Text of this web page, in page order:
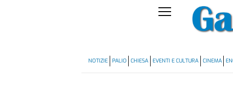
NOTIZIE PALIO CHIESA EVENTI E CULTURA CINEMA